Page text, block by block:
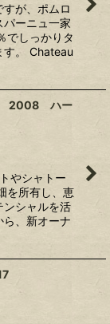
が、ポムロ
パーニュ一家
でしっかりタ
す。 Chateau
2008 ハー
やシャトー
を所有し、恵
ンシャルを活
、新オーナ